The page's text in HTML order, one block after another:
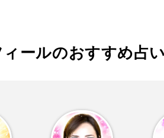
ィールのおすすめ占